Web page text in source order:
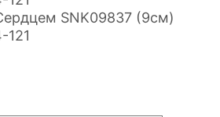
SNK09837 (9см)
121